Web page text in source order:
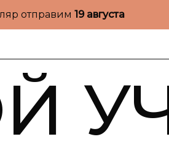
отправим 19 августа